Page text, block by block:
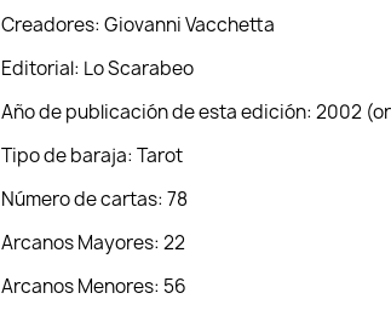
Creadores: Giovanni Vacchetta
Editorial: Lo Scarabeo
Año de publicación de esta edición: 2002
Tipo de baraja: Tarot
Número de cartas: 78
Arcanos Mayores: 22
Arcanos Menores: 56